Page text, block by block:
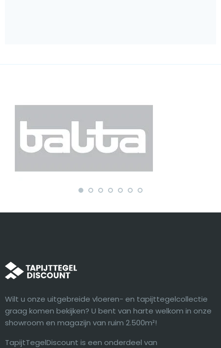
Wilt u onze uitgebreide vloeren- en tapijttegelcollectie
graag komen bekijken? U bent van harte welkom in onze
showroom en magazijn van ruim 2.500m²!
TapijtTegelDiscount is een onderdeel van